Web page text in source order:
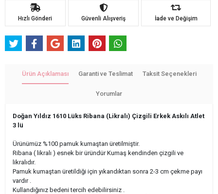
Hızlı Gönderi Güvenli Alışveriş İade ve Değişim
Ürün Açıklaması Garanti ve Teslimat Taksit Seçenekleri
Yorumlar
Doğan Yıldız 1610 Lüks Ribana (Likralı) Çizgili Erkek Askılı Atlet
3 lü
Ürünümüz %100 pamuk kumaştan üretilmiştir.
Ribana ( likralı ) esnek bir üründür Kumaş kendinden çizgili ve
likralıdır.
Pamuk kumaştan üretildiği için yıkandıktan sonra 2-3 cm çekme payı
vardır .
Kullandığınız bedeni tercih edebilirsiniz .